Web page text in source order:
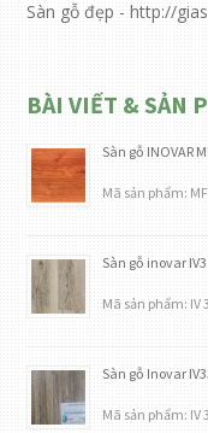
Sàn gỗ đẹp - http://
BÀI VIẾT & SẢN
Sàn gỗ INOVAR
Mã sản phẩm:
Sàn gỗ inovar
Mã sản phẩm: IV
Sàn gỗ Inovar
Mã sản phẩm: IV